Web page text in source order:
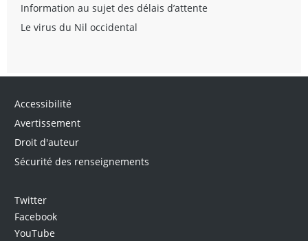
Information au sujet des délais d’attente
Le virus du Nil occidental
Accessibilité
Avertissement
Droit d'auteur
Sécurité des renseignements
Twitter
Facebook
YouTube